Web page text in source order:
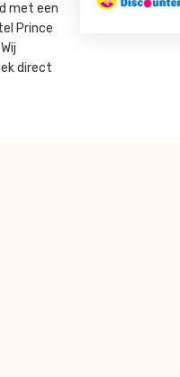
met een
Prince
direct